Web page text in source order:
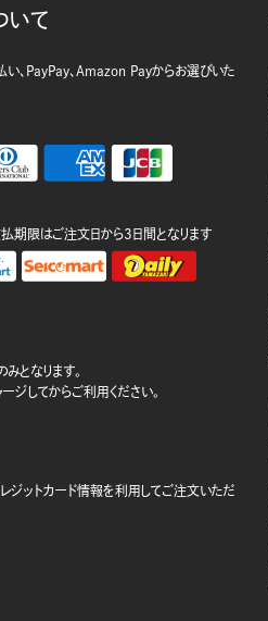
いて
い、PayPay、Amazon Payからお選びいた
期限はご注文日から3日間となります
となります。
ジしてからご利用ください。
ットカード情報を利用してご注文いただ